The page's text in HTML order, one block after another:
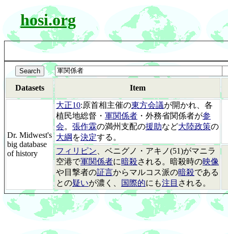
hosi.org
Datasets Item
Dr. Midwest's
big database
of history
大正10:原首相主催の東方会議が開かれ、各
植民地総督・ 軍関係者 ・外務省関係者が参
会。 張作霖の満州支配の援助など大陸政策の
大綱 を決定する。
フィリピン 、ベニグノ・アキノ(51)がマニラ
空港で軍関係者に暗殺される。暗殺時の映像
や目撃者の証言からマルコス派の暗殺である
との疑いが濃く、 国際的にも注目 される。